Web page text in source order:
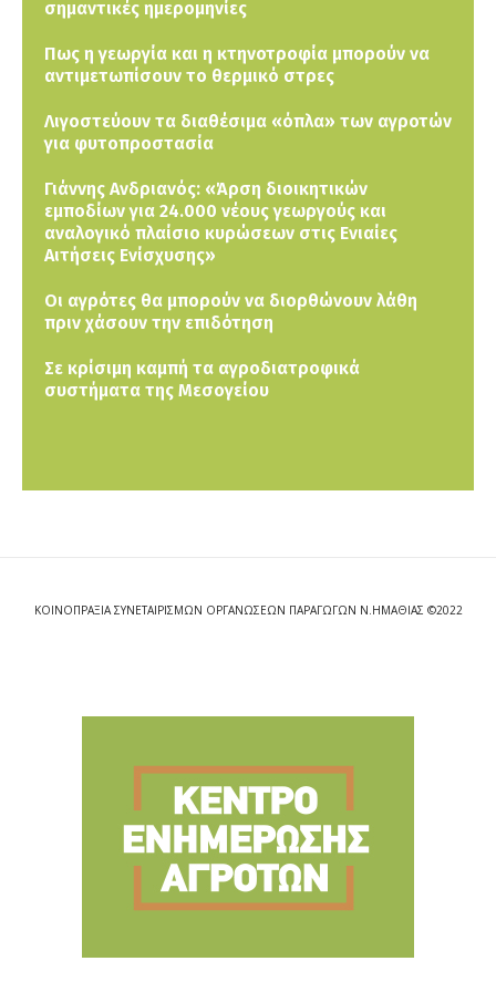
σημαντικές ημερομηνίες
Πως η γεωργία και η κτηνοτροφία μπορούν να
αντιμετωπίσουν το θερμικό στρες
Λιγοστεύουν τα διαθέσιμα «όπλα» των αγροτών
για φυτοπροστασία
Γιάννης Ανδριανός: «Άρση διοικητικών
εμποδίων για 24.000 νέους γεωργούς και
αναλογικό πλαίσιο κυρώσεων στις Ενιαίες
Αιτήσεις Ενίσχυσης»
Οι αγρότες θα μπορούν να διορθώνουν λάθη
πριν χάσουν την επιδότηση
Σε κρίσιμη καμπή τα αγροδιατροφικά
συστήματα της Μεσογείου
ΚΟΙΝΟΠΡΑΞΙΑ ΣΥΝΕΤΑΙΡΙΣΜΩΝ ΟΡΓΑΝΩΣΕΩΝ ΠΑΡΑΓΩΓΩΝ Ν.ΗΜΑΘΙΑΣ ©2022